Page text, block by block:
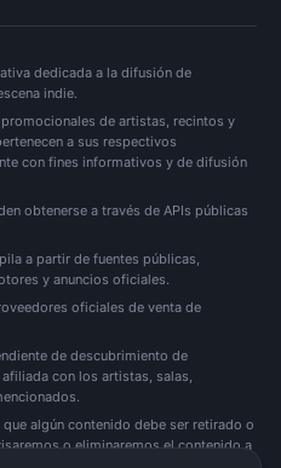
dedicada a la difusión de
indie.
de artistas, recintos y
a sus respectivos
con fines informativos y de difusión
obtenerse a través de APIs públicas
a partir de fuentes públicas,
y anuncios oficiales.
oficiales de venta de
de descubrimiento de
con los artistas, salas,
algún contenido debe ser retirado o
o eliminaremos el contenido a